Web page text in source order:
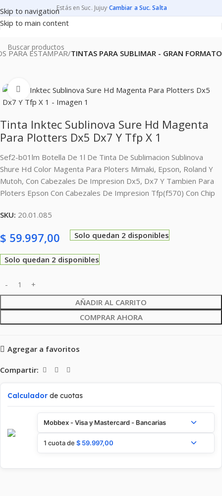
Skip to navigation
Skip to main content
Estás en Suc. Jujuy·Cambiar a Suc. Salta
PARA ESTAMPAR TINTAS PARA SUBLIMAR - GRAN FORMATO
Clic para ampliar
Tinta Inktec Sublinova Sure Hd Magenta
Para Plotters Dx5 Dx7 Y Tfp X 1
Sef2-b01lm Botella De 1l De Tinta De Sublimacion Sublinova
Shure Hd Color Magenta Para Ploters Mimaki, Epson, Roland Y
Mutoh, Con Cabezales De Impresion Dx5, Dx7 Y Tambien Para
Ploters Epson Con Cabezales De Impresion Tfp(f570) Con Chip
SKU: 20.01.085
$ 59.997,00 Solo quedan 2 disponibles
Solo quedan 2 disponibles
AÑADIR AL CARRITO
COMPRAR AHORA
Agregar a favoritos
Compartir:
Calculador de cuotas
Mobbex - Visa y Mastercard - Bancarias
1 cuota de $ 59.997,00